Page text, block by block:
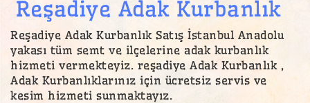
Reşadiye Adak Kurbanlık
Reşadiye Adak Kurbanlık Satış İstanbul Anadolu
yakası tüm semt ve ilçelerine adak kurbanlık
hizmeti vermekteyiz. reşadiye Adak Kurbanlık ,
Adak Kurbanlıklarınız için ücretsiz servis ve
kesim hizmeti sunmaktayız.